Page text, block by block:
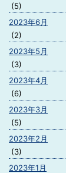
(5)
2023年6月
(2)
2023年5月
(3)
2023年4月
(6)
2023年3月
(5)
2023年2月
(3)
2023年1月